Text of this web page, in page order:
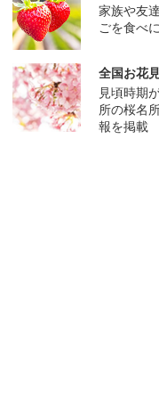
家族や友
ごを食べ
全国お花
見頃時期
所の桜名
報を掲載